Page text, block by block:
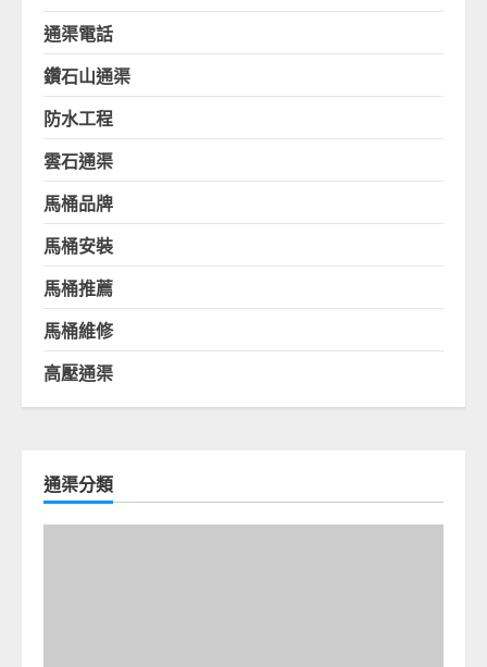
通渠電話
鑽石山通渠
防水工程
雲石通渠
馬桶品牌
馬桶安裝
馬桶推薦
馬桶維修
高壓通渠
通渠分類